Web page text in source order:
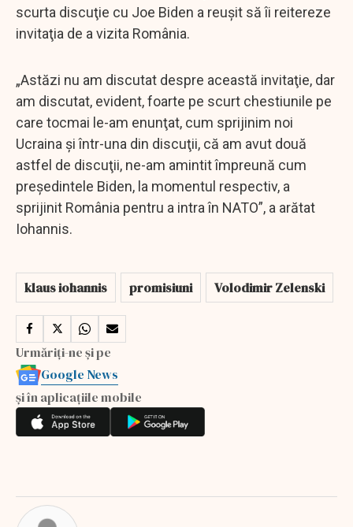
scurta discuţie cu Joe Biden a reuşit să îi reitereze
invitaţia de a vizita România.
„Astăzi nu am discutat despre această invitaţie, dar
am discutat, evident, foarte pe scurt chestiunile pe
care tocmai le-am enunţat, cum sprijinim noi
Ucraina şi într-una din discuţii, că am avut două
astfel de discuţii, ne-am amintit împreună cum
preşedintele Biden, la momentul respectiv, a
sprijinit România pentru a intra în NATO”, a arătat
Iohannis.
klaus iohannis promisiuni Volodimir Zelenski
Urmăriți-ne și pe
Google News
și în aplicațiile mobile